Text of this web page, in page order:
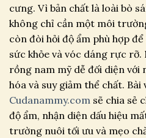
cưng. Vì bản chất là loài bò
không chỉ cần một môi
còn đòi hỏi độ ẩm phù hợp
sức khỏe và vóc dáng rực
rồng nam mỹ dễ đối diện với
hóa và suy giảm thể chất.
Cudanammy.com sẽ chia sẻ
độ ẩm, nhận diện dấu hiệu
trường nuôi tối ưu và mẹo